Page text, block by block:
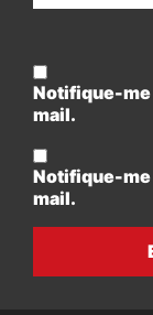
Notifique-me
mail.
Notifique-me
mail.